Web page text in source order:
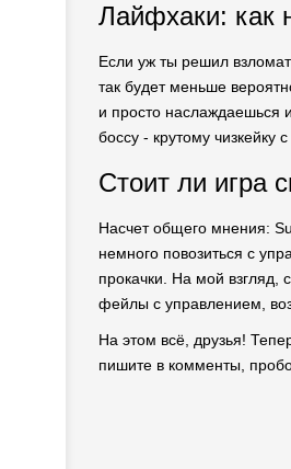
Лайфхаки: как
Если уж ты решил
так будет меньше
и просто наслаждаешься
боссу - крутому
Стоит ли игра
Насчет общего мнения:
немного повозиться с
прокачки. На мой взгляд,
фейлы с управлением,
На этом всё, друзья!
пишите в комменты,